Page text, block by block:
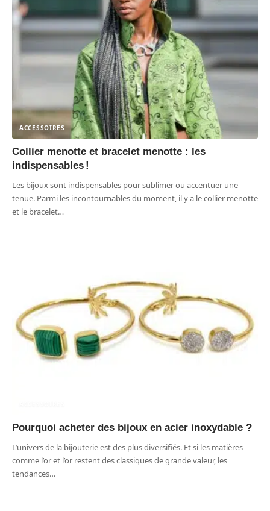
ACCESSOIRES
Collier menotte et bracelet menotte : les
indispensables !
Les bijoux sont indispensables pour sublimer ou accentuer une
tenue. Parmi les incontournables du moment, il y a le collier menotte
et le bracelet…
Pourquoi acheter des bijoux en acier inoxydable ?
L’univers de la bijouterie est des plus diversifiés. Et si les matières
comme l’or et l’or restent des classiques de grande valeur, les
tendances…